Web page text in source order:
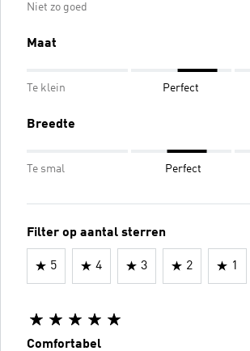
Niet zo goed
Maat
Te klein Perfect
Breedte
Te smal Perfect
Filter op aantal sterren
5 4 3 2 1
Comfortabel